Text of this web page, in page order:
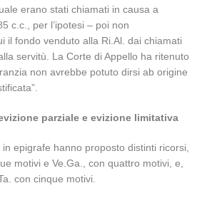
erano stati chiamati in causa a
c.c., per l’ipotesi – poi non
il fondo venduto alla Ri.Al. dai chiamati
servitù. La Corte di Appello ha ritenuto
non avrebbe potuto dirsi ab origine
parziale e evizione limitativa
epigrafe hanno proposto distinti ricorsi,
motivi e Ve.Ga., con quattro motivi, e,
con cinque motivi.